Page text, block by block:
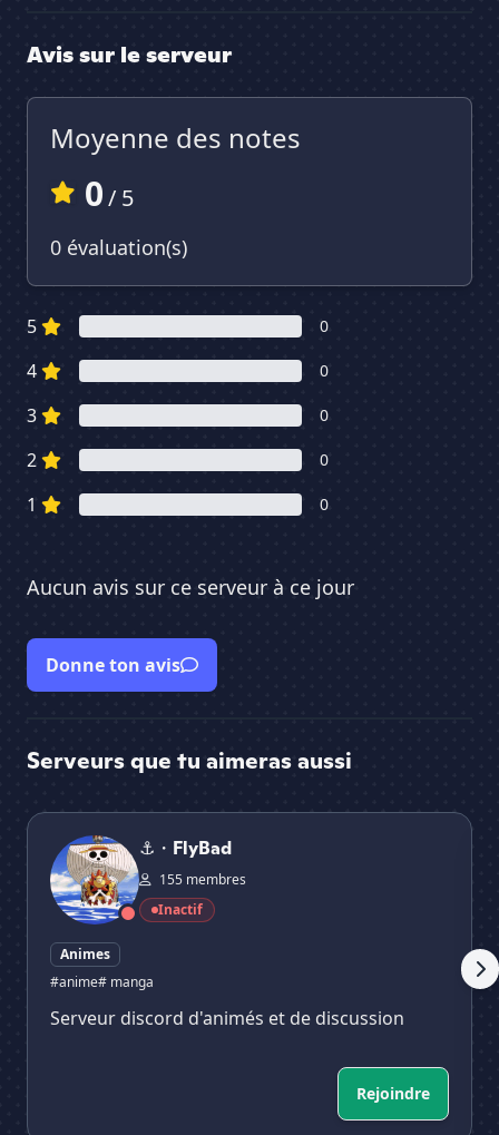
Avis sur le serveur
Moyenne des notes
0/ 5
0 évaluation(s)
5 0
4 0
3 0
2 0
1 0
Aucun avis sur ce serveur à ce jour
Donne ton avis
Serveurs que tu aimeras aussi
⚓・FlyBad
⚓・FlyBad
155 membres
Inactif
Animes
#anime# manga
Serveur discord d'animés et de discussion
Rejoindre